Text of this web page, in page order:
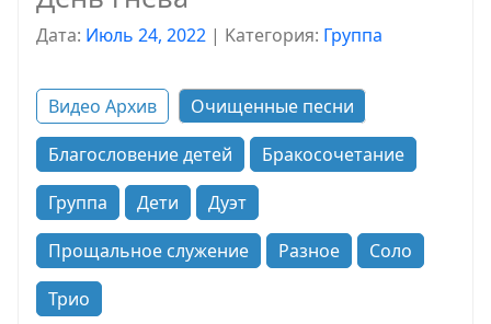
Дата: Июль 24, 2022 | Kатегория: Группа
Видео Архив
Очищенные песни
Благословение детей
Бракосочетание
Группа
Дети
Дуэт
Прощальное служение
Разное
Соло
Трио